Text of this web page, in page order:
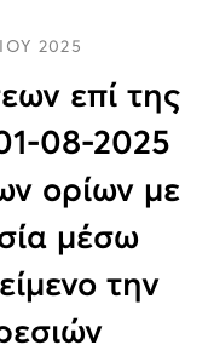
2025
επί της
08-2025
ορίων με
μέσω
την